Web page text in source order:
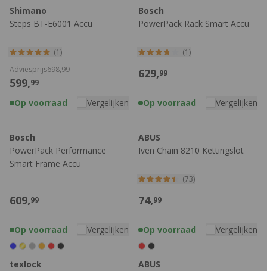
Shimano
Steps BT-E6001 Accu
(1)
599,99
Adviesprijs698,99
Op voorraad Vergelijken
Bosch
PowerPack Rack Smart Accu
(1)
629,99
Op voorraad Vergelijken
Bosch
PowerPack Performance
Smart Frame Accu
609,99
Op voorraad Vergelijken
ABUS
Iven Chain 8210 Kettingslot
(73)
74,99
Op voorraad Vergelijken
texlock
ABUS